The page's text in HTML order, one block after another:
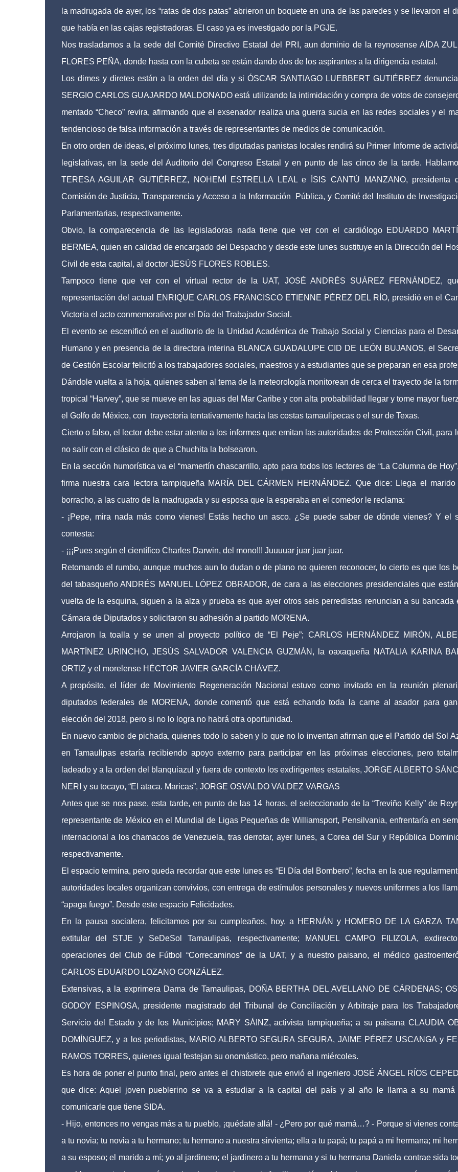
la madrugada de ayer, los “ratas de dos patas” abrieron un boquete en una de las paredes y se llevaron el
que había en las cajas registradoras. El caso ya es investigado por la PGJE.
Nos trasladamos a la sede del Comité Directivo Estatal del PRI, aun dominio de la reynosense AÍDA
FLORES PEÑA, donde hasta con la cubeta se están dando dos de los aspirantes a la dirigencia estatal.
Los dimes y diretes están a la orden del día y si ÓSCAR SANTIAGO LUEBBERT GUTIÉRREZ
SERGIO CARLOS GUAJARDO MALDONADO está utilizando la intimidación y compra de votos de
mentado “Checo” revira, afirmando que el exsenador realiza una guerra sucia en las redes sociales y el
tendencioso de falsa información a través de representantes de medios de comunicación.
En otro orden de ideas, el próximo lunes, tres diputadas panistas locales rendirá su Primer Informe de
legislativas, en la sede del Auditorio del Congreso Estatal y en punto de las cinco de la tarde.
TERESA AGUILAR GUTIÉRREZ, NOHEMÍ ESTRELLA LEAL e ÍSIS CANTÚ MANZANO, presidenta
Comisión de Justicia, Transparencia y Acceso a la Información Pública, y Comité del Instituto de
Parlamentarias, respectivamente.
Obvio, la comparecencia de las legisladoras nada tiene que ver con el cardiólogo EDUARDO
BERMEA, quien en calidad de encargado del Despacho y desde este lunes sustituye en la Dirección del
Civil de esta capital, al doctor JESÚS FLORES ROBLES.
Tampoco tiene que ver con el virtual rector de la UAT, JOSÉ ANDRÉS SUÁREZ FERNÁNDEZ,
representación del actual ENRIQUE CARLOS FRANCISCO ETIENNE PÉREZ DEL RÍO, presidió en el
Victoria el acto conmemorativo por el Día del Trabajador Social.
El evento se escenificó en el auditorio de la Unidad Académica de Trabajo Social y Ciencias para el
Humano y en presencia de la directora interina BLANCA GUADALUPE CID DE LEÓN BUJANOS, el
de Gestión Escolar felicitó a los trabajadores sociales, maestros y a estudiantes que se preparan en esa
Dándole vuelta a la hoja, quienes saben al tema de la meteorología monitorean de cerca el trayecto de la
tropical “Harvey”, que se mueve en las aguas del Mar Caribe y con alta probabilidad llegar y tome mayor
el Golfo de México, con trayectoria tentativamente hacia las costas tamaulipecas o el sur de Texas.
Cierto o falso, el lector debe estar atento a los informes que emitan las autoridades de Protección Civil, para
no salir con el clásico de que a Chuchita la bolsearon.
En la sección humorística va el “mamertín chascarrillo, apto para todos los lectores de “La Columna de
firma nuestra cara lectora tampiqueña MARÍA DEL CÁRMEN HERNÁNDEZ. Que dice: Llega el marido
borracho, a las cuatro de la madrugada y su esposa que la esperaba en el comedor le reclama:
- ¡Pepe, mira nada más como vienes! Estás hecho un asco. ¿Se puede saber de dónde vienes? Y el
contesta:
- ¡¡¡Pues según el científico Charles Darwin, del mono!!! Juuuuar juar juar juar.
Retomando el rumbo, aunque muchos aun lo dudan o de plano no quieren reconocer, lo cierto es que los
del tabasqueño ANDRÉS MANUEL LÓPEZ OBRADOR, de cara a las elecciones presidenciales que
vuelta de la esquina, siguen a la alza y prueba es que ayer otros seis perredistas renuncian a su bancada
Cámara de Diputados y solicitaron su adhesión al partido MORENA.
Arrojaron la toalla y se unen al proyecto político de “El Peje”; CARLOS HERNÁNDEZ MIRÓN,
MARTÍNEZ URINCHO, JESÚS SALVADOR VALENCIA GUZMÁN, la oaxaqueña NATALIA KARINA
ORTIZ y el morelense HÉCTOR JAVIER GARCÍA CHÁVEZ.
A propósito, el líder de Movimiento Regeneración Nacional estuvo como invitado en la reunión
diputados federales de MORENA, donde comentó que está echando toda la carne al asador para
elección del 2018, pero si no lo logra no habrá otra oportunidad.
En nuevo cambio de pichada, quienes todo lo saben y lo que no lo inventan afirman que el Partido del Sol
en Tamaulipas estaría recibiendo apoyo externo para participar en las próximas elecciones, pero
ladeado y a la orden del blanquiazul y fuera de contexto los exdirigentes estatales, JORGE ALBERTO
NERI y su tocayo, “El ataca. Maricas”, JORGE OSVALDO VALDEZ VARGAS
Antes que se nos pase, esta tarde, en punto de las 14 horas, el seleccionado de la “Treviño Kelly” de
representante de México en el Mundial de Ligas Pequeñas de Williamsport, Pensilvania, enfrentaría en
internacional a los chamacos de Venezuela, tras derrotar, ayer lunes, a Corea del Sur y República
respectivamente.
El espacio termina, pero queda recordar que este lunes es “El Día del Bombero”, fecha en la que
autoridades locales organizan convivios, con entrega de estímulos personales y nuevos uniformes a los
“apaga fuego”. Desde este espacio Felicidades.
En la pausa socialera, felicitamos por su cumpleaños, hoy, a HERNÁN y HOMERO DE LA GARZA
extitular del STJE y SeDeSol Tamaulipas, respectivamente; MANUEL CAMPO FILIZOLA,
operaciones del Club de Fútbol “Correcaminos” de la UAT, y a nuestro paisano, el médico
CARLOS EDUARDO LOZANO GONZÁLEZ.
Extensivas, a la exprimera Dama de Tamaulipas, DOÑA BERTHA DEL AVELLANO DE CÁRDENAS;
GODOY ESPINOSA, presidente magistrado del Tribunal de Conciliación y Arbitraje para los
Servicio del Estado y de los Municipios; MARY SÁINZ, activista tampiqueña; a su paisana CLAUDIA
DOMÍNGUEZ, y a los periodistas, MARIO ALBERTO SEGURA SEGURA, JAIME PÉREZ USCANGA y
RAMOS TORRES, quienes igual festejan su onomástico, pero mañana miércoles.
Es hora de poner el punto final, pero antes el chistorete que envió el ingeniero JOSÉ ÁNGEL RÍOS
que dice: Aquel joven pueblerino se va a estudiar a la capital del país y al año le llama a su mamá
comunicarle que tiene SIDA.
- Hijo, entonces no vengas más a tu pueblo, ¡quédate allá! - ¿Pero por qué mamá…? - Porque si vienes
a tu novia; tu novia a tu hermano; tu hermano a nuestra sirvienta; ella a tu papá; tu papá a mi hermana; mi
a su esposo; el marido a mí; yo al jardinero; el jardinero a tu hermana y si tu hermana Daniela contrae sida